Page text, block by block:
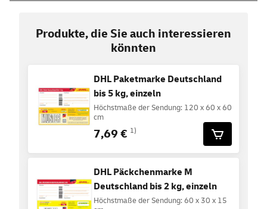
Produkte, die Sie auch interessieren
könnten
DHL Paketmarke Deutschland
bis 5 kg, einzeln
Höchstmaße der Sendung: 120 x 60 x 60
cm
7,69 € 1)
DHL Päckchenmarke M
Deutschland bis 2 kg, einzeln
Höchstmaße der Sendung: 60 x 30 x 15